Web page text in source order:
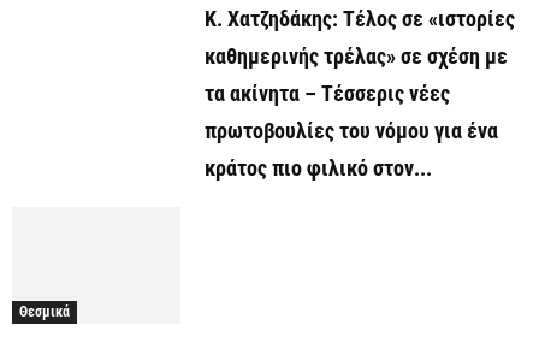
Κ. Χατζηδάκης: Τέλος σε «ιστορίες
καθημερινής τρέλας» σε σχέση με
τα ακίνητα – Τέσσερις νέες
πρωτοβουλίες του νόμου για ένα
κράτος πιο φιλικό στον...
Θεσμικά